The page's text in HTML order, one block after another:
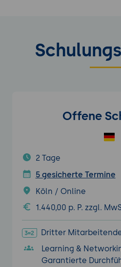
Offene
2 Tage
5 gesicherte Termine
Köln / Online
1.440,00 p. P. zzgl.
Dritter
Learning &
Garantierte